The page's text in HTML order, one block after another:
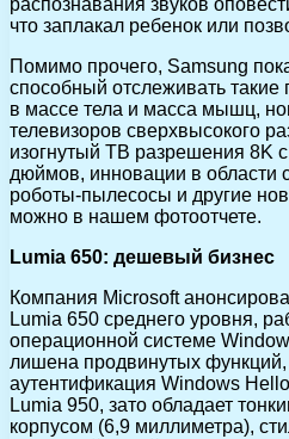
что заплакал ребенок или
Помимо прочего, Samsung
способный отслеживать такие
в массе тела и масса мышц,
телевизоров сверхвысокого
изогнутый ТВ разрешения 8K
дюймов, инновации в области
роботы-пылесосы и другие
можно в нашем фотоотчете.
Lumia 650: дешевый бизнес
Компания Microsoft
Lumia 650 среднего уровня,
операционной системе
лишена продвинутых функций,
аутентификация Windows
Lumia 950, зато обладает
корпусом (6,9 миллиметра),